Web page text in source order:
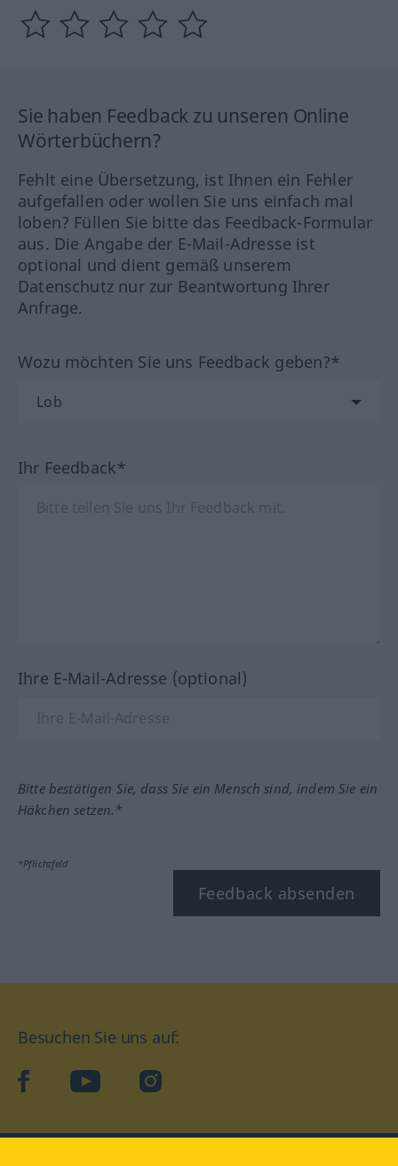
Sie haben Feedback zu unseren Online
Wörterbüchern?
Fehlt eine Übersetzung, ist Ihnen ein Fehler
aufgefallen oder wollen Sie uns einfach mal
loben? Füllen Sie bitte das Feedback-Formular
aus. Die Angabe der E-Mail-Adresse ist
optional und dient gemäß unserem
Datenschutz nur zur Beantwortung Ihrer
Anfrage.
Wozu möchten Sie uns Feedback geben?*
Ihr Feedback*
Ihre E-Mail-Adresse (optional)
Bitte bestätigen Sie, dass Sie ein Mensch sind, indem Sie ein
Häkchen setzen.*
*Pflichtfeld
Feedback absenden
Besuchen Sie uns auf:
facebookYouTube Instagram